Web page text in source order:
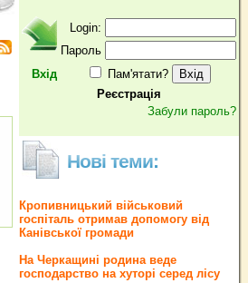
Вхід
Login:
Пароль
Пам'ятати?
Реєстрація
Забули пароль?
Нові теми:
Кропивницький військовий
госпіталь отримав допомогу від
Канівської громади
На Черкащині родина веде
господарство на хуторі серед лісу